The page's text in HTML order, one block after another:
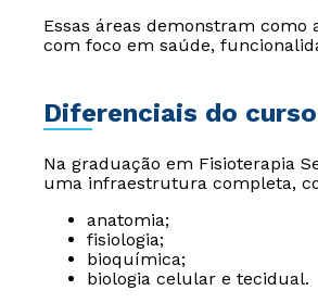
Essas áreas demonstram
com foco em saúde,
Diferenciais do
Na graduação em Fisioterapia
uma infraestrutura completa,
anatomia;
fisiologia;
bioquímica;
biologia celular e tecidual.